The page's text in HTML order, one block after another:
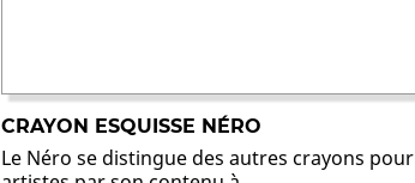
CRAYON ESQUISSE NÉRO
Le Néro se distingue des autres crayons pour